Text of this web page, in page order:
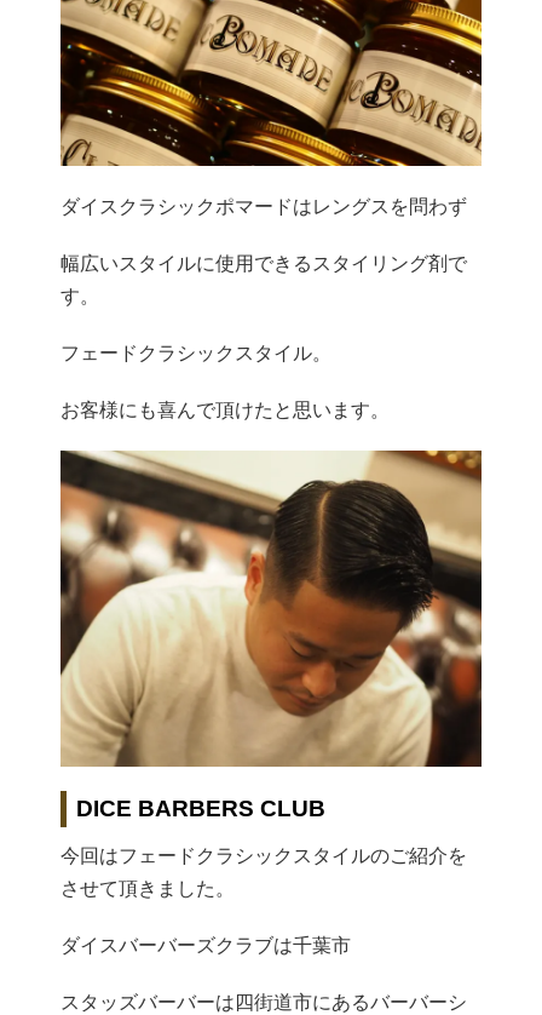
ダイスクラシックポマードはレングスを問わず
幅広いスタイルに使用できるスタイリング剤で
す。
フェードクラシックスタイル。
お客様にも喜んで頂けたと思います。
DICE BARBERS CLUB
今回はフェードクラシックスタイルのご紹介を
させて頂きました。
ダイスバーバーズクラブは千葉市
スタッズバーバーは四街道市にあるバーバーシ